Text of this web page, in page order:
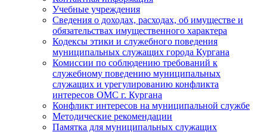
Учебные учреждения
Сведения о доходах, расходах, об имуществе и
обязательствах имущественного характера
Кодексы этики и служебного поведения
муниципальных служащих города Кургана
Комиссии по соблюдению требований к
служебному поведению муниципальных
служащих и урегулированию конфликта
интересов ОМС г. Кургана
Конфликт интересов на муниципальной службе
Методические рекомендации
Памятка для муниципальных служащих